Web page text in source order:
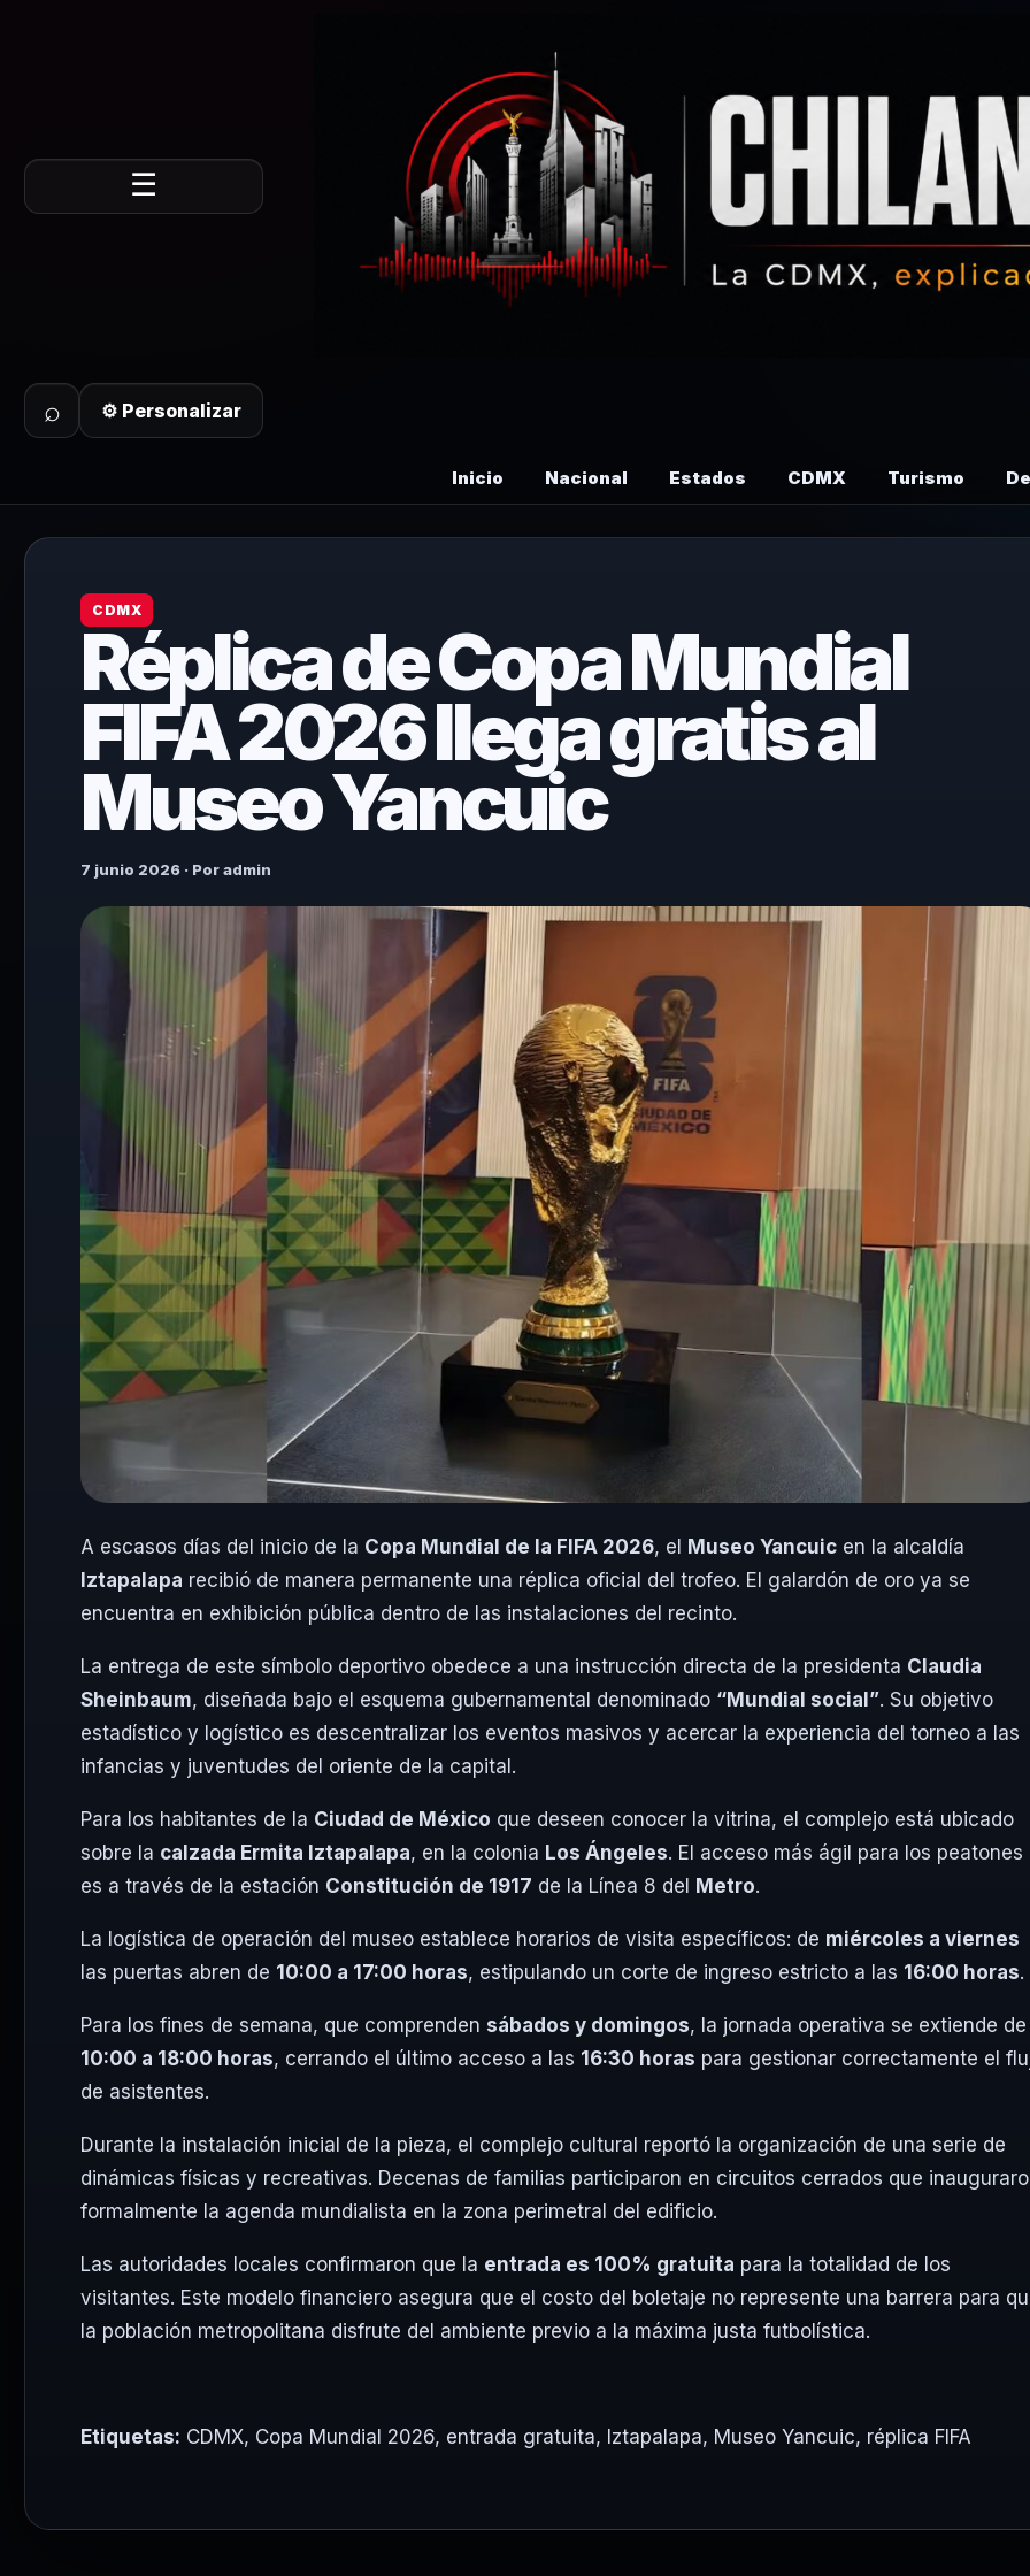
☰
⌕ ⚙ Personalizar
Inicio Nacional Estados CDMX Turismo
CDMX
Réplica de Copa Mundial
FIFA 2026 llega gratis al
Museo Yancuic
7 junio 2026 · Por admin
A escasos días del inicio de la Copa Mundial de la FIFA 2026, el Museo Yancuic en la alcaldía
Iztapalapa recibió de manera permanente una réplica oficial del trofeo. El galardón de oro ya se
encuentra en exhibición pública dentro de las instalaciones del recinto.
La entrega de este símbolo deportivo obedece a una instrucción directa de la presidenta Claudia
Sheinbaum, diseñada bajo el esquema gubernamental denominado “Mundial social”. Su objetivo
estadístico y logístico es descentralizar los eventos masivos y acercar la experiencia del torneo a las
infancias y juventudes del oriente de la capital.
Para los habitantes de la Ciudad de México que deseen conocer la vitrina, el complejo está ubicado
sobre la calzada Ermita Iztapalapa, en la colonia Los Ángeles. El acceso más ágil para los peatones
es a través de la estación Constitución de 1917 de la Línea 8 del Metro.
La logística de operación del museo establece horarios de visita específicos: de miércoles a viernes
las puertas abren de 10:00 a 17:00 horas, estipulando un corte de ingreso estricto a las 16:00 horas.
Para los fines de semana, que comprenden sábados y domingos, la jornada operativa se extiende de
10:00 a 18:00 horas, cerrando el último acceso a las 16:30 horas para gestionar correctamente el
de asistentes.
Durante la instalación inicial de la pieza, el complejo cultural reportó la organización de una serie de
dinámicas físicas y recreativas. Decenas de familias participaron en circuitos cerrados que
formalmente la agenda mundialista en la zona perimetral del edificio.
Las autoridades locales confirmaron que la entrada es 100% gratuita para la totalidad de los
visitantes. Este modelo financiero asegura que el costo del boletaje no represente una barrera para
la población metropolitana disfrute del ambiente previo a la máxima justa futbolística.
Etiquetas: CDMX, Copa Mundial 2026, entrada gratuita, Iztapalapa, Museo Yancuic, réplica FIFA